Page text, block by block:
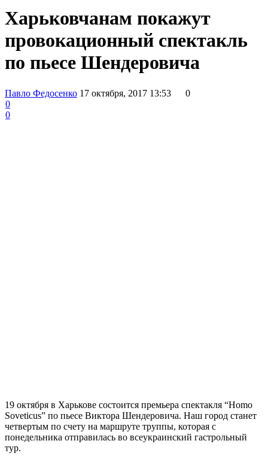
Харьковчанам покажут
провокационный спектакль
по пьесе Шендеровича
Павло Федосенко 17 октября, 2017 13:53
0
0
0
19 октября в Харькове состоится премьера спектакля “Homo
Soveticus” по пьесе Виктора Шендеровича. Наш город станет
четвертым по счету на маршруте труппы, которая с
понедельника отправилась во всеукраинский гастрольный
тур.